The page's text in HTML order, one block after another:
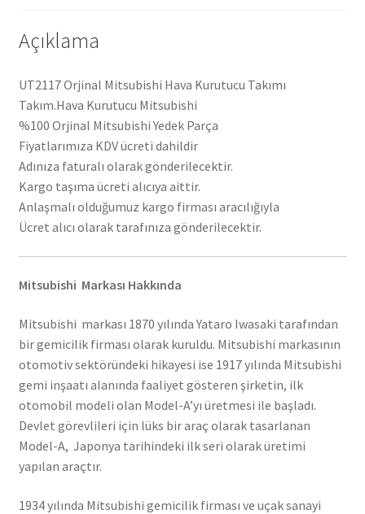
Açıklama
UT2117 Orjinal Mitsubishi Hava Kurutucu Takımı
Takım.Hava Kurutucu Mitsubishi
%100 Orjinal Mitsubishi Yedek Parça
Fiyatlarımıza KDV ücreti dahildir
Adınıza faturalı olarak gönderilecektir.
Kargo taşıma ücreti alıcıya aittir.
Anlaşmalı olduğumuz kargo firması aracılığıyla
Ücret alıcı olarak tarafınıza gönderilecektir.
Mitsubishi Markası Hakkında
Mitsubishi markası 1870 yılında Yataro Iwasaki tarafından
bir gemicilik firması olarak kuruldu. Mitsubishi markasının
otomotiv sektöründeki hikayesi ise 1917 yılında Mitsubishi
gemi inşaatı alanında faaliyet gösteren şirketin, ilk
otomobil modeli olan Model-A’yı üretmesi ile başladı.
Devlet görevlileri için lüks bir araç olarak tasarlanan
Model-A, Japonya tarihindeki ilk seri olarak üretimi
yapılan araçtır.
1934 yılında Mitsubishi gemicilik firması ve uçak sanayi